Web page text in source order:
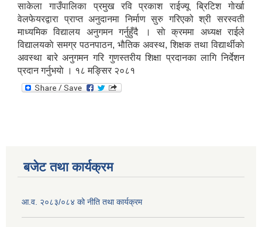
साकेला गाउँपालिका प्रमुख रवि प्रकाश राईज्यू ब्रिटिश गाेर्खा
वेलफेयरद्वारा प्राप्त अनुदानमा निर्माण सुरु गरिएको श्री सरस्वती
माध्यमिक विद्यालय अनुगमन गर्नुहुँदै । साे क्रममा अध्यक्ष राईले
विद्यालयकाे समग्र पठनपाठन, भाैतिक अवस्थ, शिक्षक तथा विद्यार्थीकाे
अवस्था बारे अनुगमन गरि गुणस्तरीय शिक्षा प्रदानका लागि निर्देशन
प्रदान गर्नुभयाे । १८ मङ्सिर २०८१
बजेट तथा कार्यक्रम
आ.व. २०८३/०८४ को नीति तथा कार्यक्रम